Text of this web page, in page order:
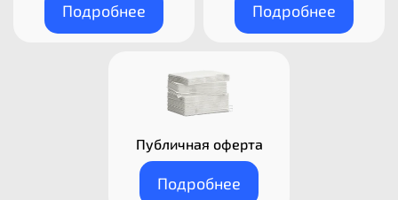
Подробнее Подробнее
Публичная оферта
Подробнее